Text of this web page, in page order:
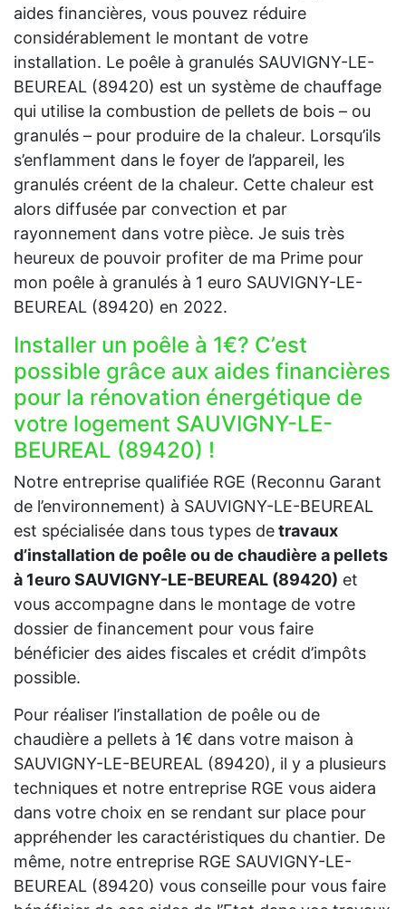
aides financières, vous pouvez réduire
considérablement le montant de votre
installation. Le poêle à granulés SAUVIGNY-LE-
BEUREAL (89420) est un système de chauffage
qui utilise la combustion de pellets de bois – ou
granulés – pour produire de la chaleur. Lorsqu’ils
s’enflamment dans le foyer de l’appareil, les
granulés créent de la chaleur. Cette chaleur est
alors diffusée par convection et par
rayonnement dans votre pièce. Je suis très
heureux de pouvoir profiter de ma Prime pour
mon poêle à granulés à 1 euro SAUVIGNY-LE-
BEUREAL (89420) en 2022.
Installer un poêle à 1€? C’est
possible grâce aux aides financières
pour la rénovation énergétique de
votre logement SAUVIGNY-LE-
BEUREAL (89420) !
Notre entreprise qualifiée RGE (Reconnu Garant
de l’environnement) à SAUVIGNY-LE-BEUREAL
est spécialisée dans tous types detravaux
d’installation de poêle ou de chaudière a pellets
à 1euro SAUVIGNY-LE-BEUREAL (89420) et
vous accompagne dans le montage de votre
dossier de financement pour vous faire
bénéficier des aides fiscales et crédit d’impôts
possible.
Pour réaliser l’installation de poêle ou de
chaudière a pellets à 1€ dans votre maison à
SAUVIGNY-LE-BEUREAL (89420), il y a plusieurs
techniques et notre entreprise RGE vous aidera
dans votre choix en se rendant sur place pour
appréhender les caractéristiques du chantier. De
même, notre entreprise RGE SAUVIGNY-LE-
BEUREAL (89420) vous conseille pour vous faire